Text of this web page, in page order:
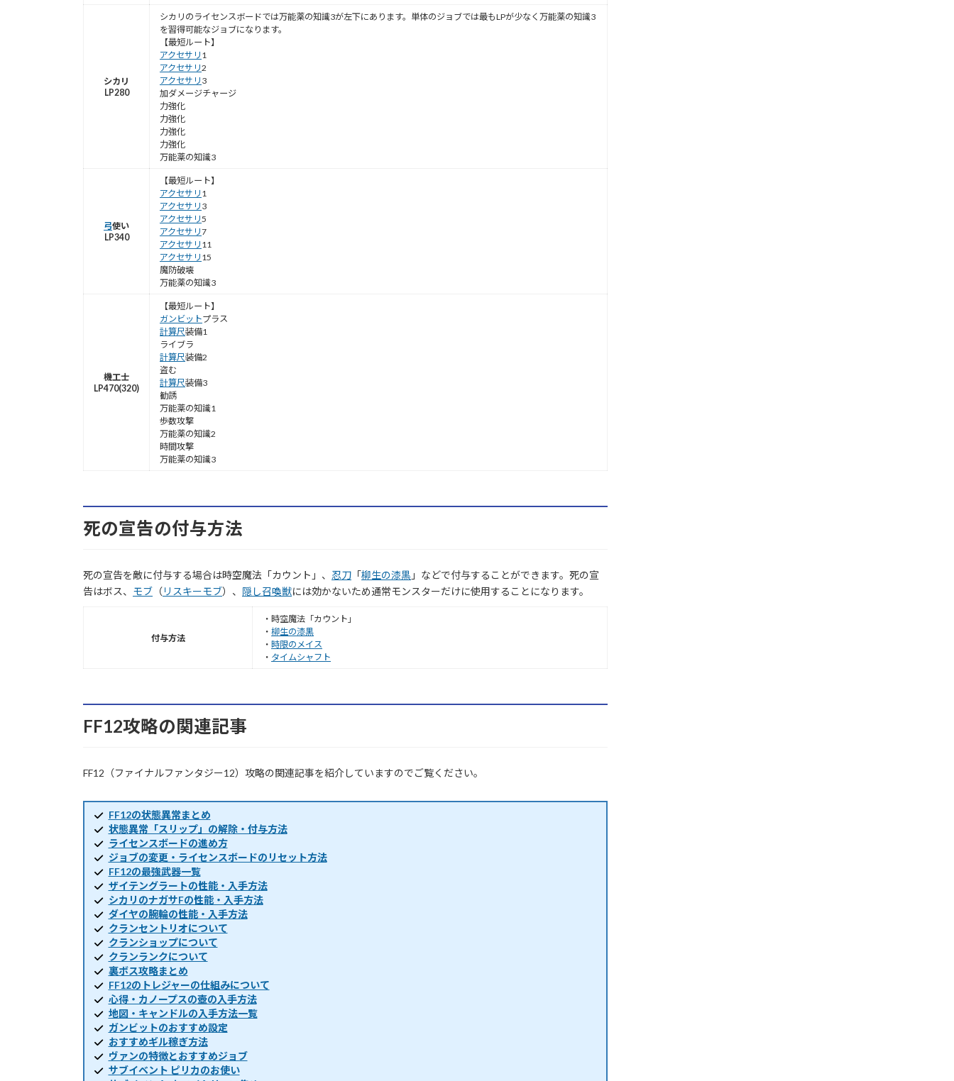
シカリ
LP280
シカリのライセンスボードでは万能薬の知識3が左下にあります。単体のジョブでは最もLPが少なく万能薬の知識3
を習得可能なジョブになります。
【最短ルート】
アクセサリ 1
アクセサリ2
アクセサリ 3
加ダメージチャージ
力強化
力強化
力強化
力強化
万能薬の知識3
弓使い
LP340
【最短ルート】
アクセサリ 1
アクセサリ 3
アクセサリ5
アクセサリ7
アクセサリ 11
アクセサリ 15
魔防破壊
万能薬の知識3
機工士
LP470(320)
【最短ルート】
ガンビットプラス
計算尺装備1
ライブラ
計算尺装備2
盗む
計算尺装備3
勧誘
万能薬の知識1
歩数攻撃
万能薬の知識2
時間攻撃
万能薬の知識3
死の宣告の付与方法
死の宣告を敵に付与する場合は時空魔法「カウント」、 忍刀 「 柳生の漆黒 」などで付与することができます。死の宣
告はボス、 モブ （ リスキーモブ）、 隠し召喚獣には効かないため通常モンスターだけに使用することになります。
付与方法
・時空魔法「カウント」
・ 柳生の漆黒
・ 時限のメイス
・ タイムシャフト
FF12攻略の関連記事
FF12（ファイナルファンタジー12）攻略の関連記事を紹介していますのでご覧ください。
FF12の状態異常まとめ
状態異常「スリップ」の解除・付与方法
ライセンスボードの進め方
ジョブの変更・ライセンスボードのリセット方法
FF12の最強武器一覧
ザイテングラートの性能・入手方法
シカリのナガサFの性能・入手方法
ダイヤの腕輪の性能・入手方法
クランセントリオについて
クランショップについて
クランランクについて
裏ボス攻略まとめ
FF12のトレジャーの仕組みについて
心得・カノープスの壺の入手方法
地図・キャンドルの入手方法一覧
ガンビットのおすすめ設定
おすすめギル稼ぎ方法
ヴァンの特徴とおすすめジョブ
サブイベント ピリカのお使い